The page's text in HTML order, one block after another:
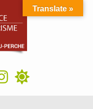
Translate »